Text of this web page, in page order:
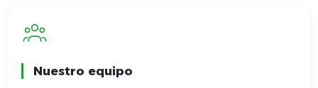
Nuestro equipo